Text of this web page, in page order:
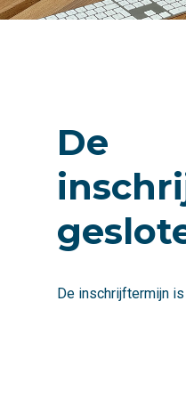
De
De inschrijftermijn